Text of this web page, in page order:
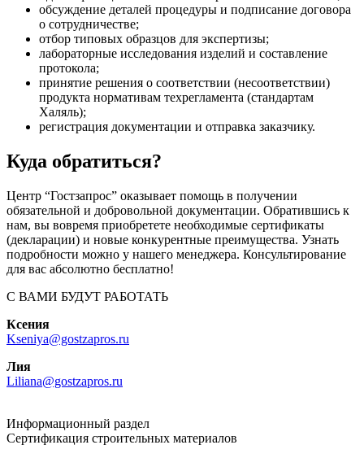
обсуждение деталей процедуры и подписание договора
о сотрудничестве;
отбор типовых образцов для экспертизы;
лабораторные исследования изделий и составление
протокола;
принятие решения о соответствии (несоответствии)
продукта нормативам техрегламента (стандартам
Халяль);
регистрация документации и отправка заказчику.
Куда обратиться?
Центр “Гостзапрос” оказывает помощь в получении
обязательной и добровольной документации. Обратившись к
нам, вы вовремя приобретете необходимые сертификаты
(декларации) и новые конкурентные преимущества. Узнать
подробности можно у нашего менеджера. Консультирование
для вас абсолютно бесплатно!
С ВАМИ БУДУТ РАБОТАТЬ
Ксения
Kseniya@gostzapros.ru
Лия
Liliana@gostzapros.ru
Информационный раздел
Сертификация строительных материалов